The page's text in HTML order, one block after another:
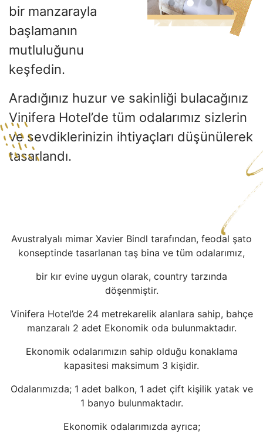
bir manzarayla
başlamanın
mutluluğunu
keşfedin.
Aradığınız huzur ve sakinliği bulacağınız
Vinifera Hotel’de tüm odalarımız sizlerin
ve sevdiklerinizin ihtiyaçları düşünülerek
tasarlandı.
Avustralyalı mimar Xavier Bindl tarafından, feodal şato
konseptinde tasarlanan taş bina ve tüm odalarımız,
bir kır evine uygun olarak, country tarzında
döşenmiştir.
Vinifera Hotel’de 24 metrekarelik alanlara sahip, bahçe
manzaralı 2 adet Ekonomik oda bulunmaktadır.
Ekonomik odalarımızın sahip olduğu konaklama
kapasitesi maksimum 3 kişidir.
Odalarımızda; 1 adet balkon, 1 adet çift kişilik yatak ve
1 banyo bulunmaktadır.
Ekonomik odalarımızda ayrıca;